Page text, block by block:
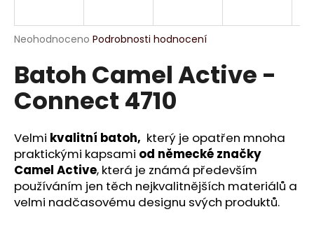
Průměrné
produktu
je
0,0
z
hvězdiček.
Neohodnoceno Podrobnosti hodnocení
Batoh Camel Active -
Connect 4710
Velmi kvalitní batoh, který je opatřen mnoha
praktickými kapsami od německé značky
Camel Active, která je známá především
používáním jen těch nejkvalitnějších materiálů a
velmi nadčasovému designu svých produktů.
j
t
?
HLEDAT